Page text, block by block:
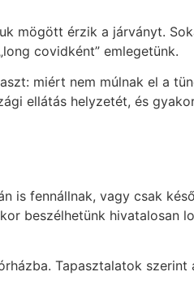
mögött érzik a járványt.
covidként” emlegetünk.
miért nem múlnak el a
ellátás helyzetét, és
is fennállnak, vagy csak
beszélhetünk hivatalosan
Tapasztalatok szerint